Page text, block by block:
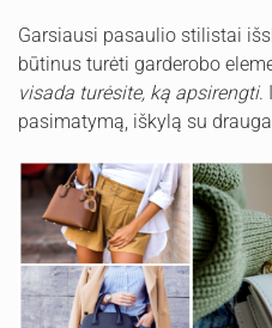
Garsiausi pasaulio stilistai
būtinus turėti garderobo
visada turėsite, ką apsirengti.
pasimatymą, iškylą su